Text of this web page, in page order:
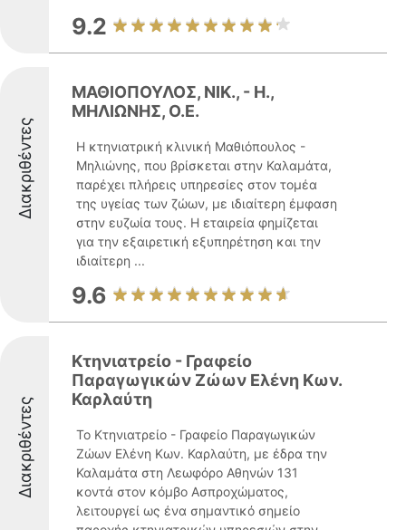
9.2
Διακριθέντες
ΜΑΘΙΟΠΟΥΛΟΣ, ΝΙΚ., - Η.,
ΜΗΛΙΩΝΗΣ, Ο.Ε.
Η κτηνιατρική κλινική Μαθιόπουλος -
Μηλιώνης, που βρίσκεται στην Καλαμάτα,
παρέχει πλήρεις υπηρεσίες στον τομέα
της υγείας των ζώων, με ιδιαίτερη έμφαση
στην ευζωία τους. Η εταιρεία φημίζεται
για την εξαιρετική εξυπηρέτηση και την
ιδιαίτερη ...
9.6
Διακριθέντες
Κτηνιατρείο - Γραφείο
Παραγωγικών Ζώων Ελένη Κων.
Καρλαύτη
Το Κτηνιατρείο - Γραφείο Παραγωγικών
Ζώων Ελένη Κων. Καρλαύτη, με έδρα την
Καλαμάτα στη Λεωφόρο Αθηνών 131
κοντά στον κόμβο Ασπροχώματος,
λειτουργεί ως ένα σημαντικό σημείο